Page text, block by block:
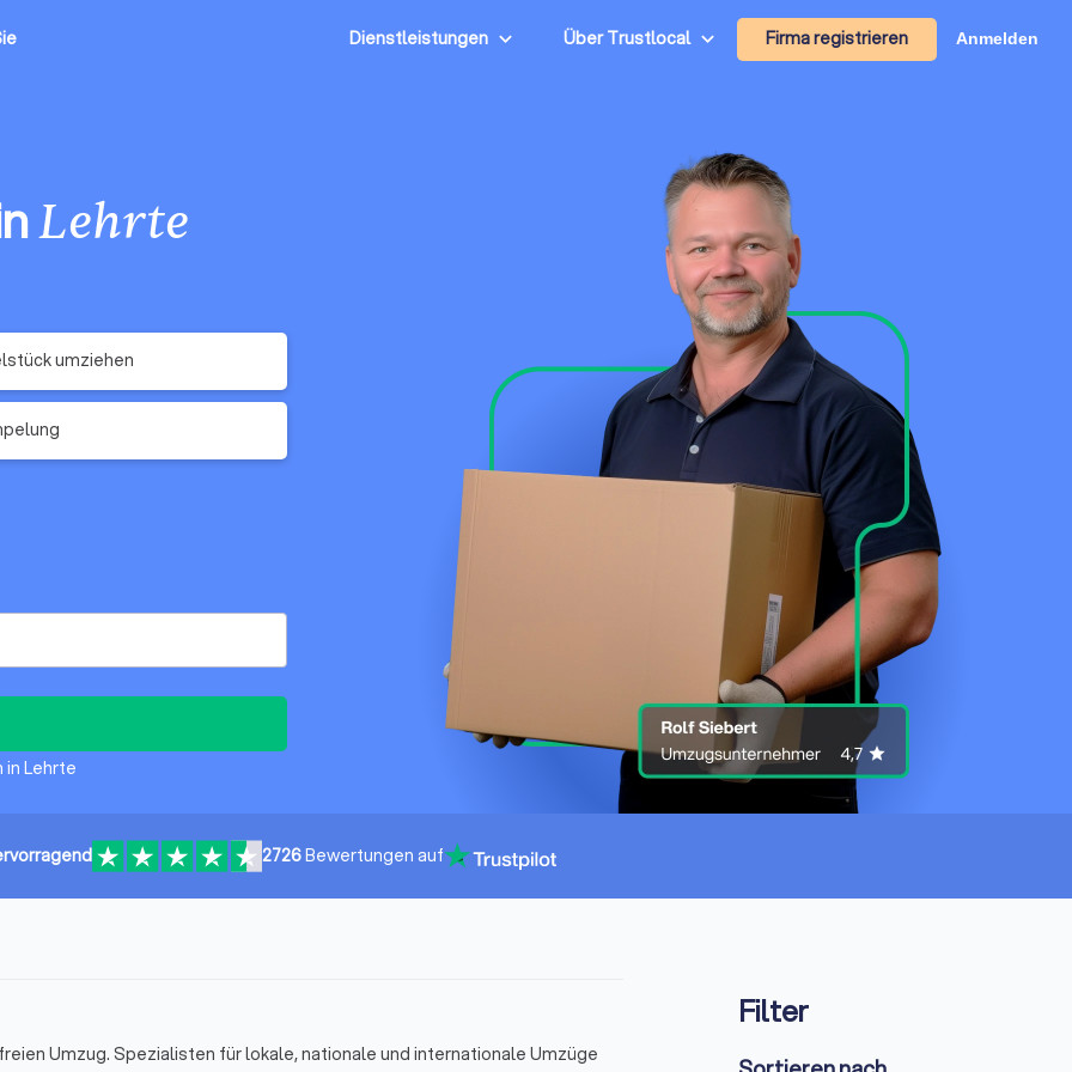
Dienstleistungen Über Trustlocal Firma registrieren Anmelden
Lehrte
umziehen
Lehrte
2726Bewertungen auf
Umzug. Spezialisten für lokale, nationale und internationale Umzüge
Filter